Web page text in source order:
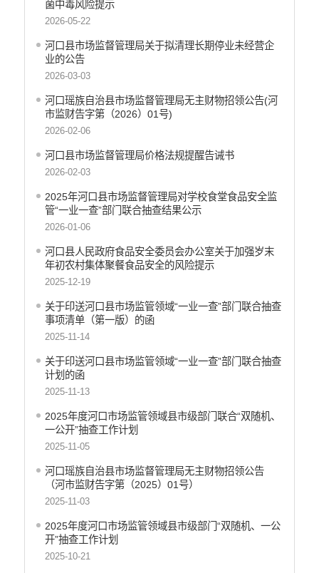
自然资源信息公开
民政信息公开
行政许可
行政事业性收费
政府集中采购
建议提案办理答复
重大决策
财政资金直达基层
乡村振兴
养老服务
义务教育
医疗卫生
统计信息
公共文化服务
食品药品监管
产品质量
社会救助
涉农补贴
应急预案
安全生产
菌中毒风险提示
2026-05-22
河口县市场监督管理局关于拟清理长期停业未经营企
业的公告
2026-03-03
河口瑶族自治县市场监督管理局无主财物招领公告(河
市监财告字第（2026）01号)
2026-02-06
河口县市场监督管理局价格法规提醒告诫书
2026-02-03
2025年河口县市场监督管理局对学校食堂食品安全监
管“一业一查”部门联合抽查结果公示
2026-01-06
河口县人民政府食品安全委员会办公室关于加强岁末
年初农村集体聚餐食品安全的风险提示
2025-12-19
关于印送河口县市场监管领域“一业一查”部门联合抽查
事项清单（第一版）的函
2025-11-14
关于印送河口县市场监管领域“一业一查”部门联合抽查
计划的函
2025-11-13
2025年度河口市场监管领域县市级部门联合“双随机、
一公开”抽查工作计划
2025-11-05
河口瑶族自治县市场监督管理局无主财物招领公告
（河市监财告字第（2025）01号）
2025-11-03
2025年度河口市场监管领域县市级部门“双随机、一公
开”抽查工作计划
2025-10-21